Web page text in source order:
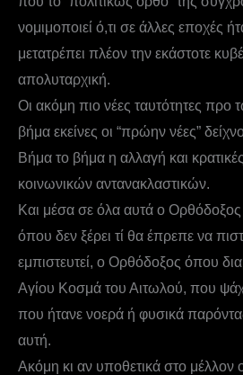
νομιμοποιεί ό,τι σε άλλες εποχές
μετατρέπει πλέον την εκάστοτε
απολυταρχική.
Οι ακόμη πιο νέες ταυτότητες προ
βήμα εκείνες οι “πρώην νέες”
Βήμα το βήμα η αλλαγή και
κοινωνικών αντανακλαστικών.
Και μέσα σε όλα αυτά ο Ορθόδοξος
όπου δεν ξέρει τί θα έπρεπε να
εμπιστευτεί, ο Ορθόδοξος όπου
Αγίου Κοσμά του Αιτωλού, που
που ήτανε νοερά ή φυσικά
αυτή.
Ακόμη κι αν υποθετικά στο μέλλον